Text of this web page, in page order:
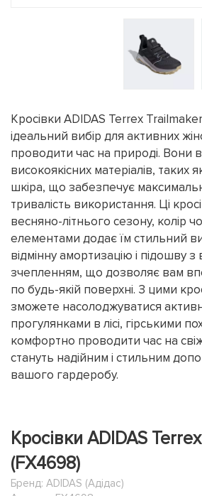
Кросівки ADIDAS Terrex
ідеальний вибір для активних
проводити час на природі. Вони
високоякісних матеріалів, таких
шкіра, що забезпечує
тривалість використання. Ці
весняно-літнього сезону, колір
елементами додає їм стильний
відмінну амортизацію і підошву з
зчепленням, що дозволяє вам
по будь-якій поверхні. З цими
зможете насолоджуватися
прогулянками в лісі, гірськими
комфортно проводити час на
стануть надійним і стильним
вашого гардеробу.
Кросівки ADIDAS
(FX4698)
Бренд: ADIDAS (Адідас)